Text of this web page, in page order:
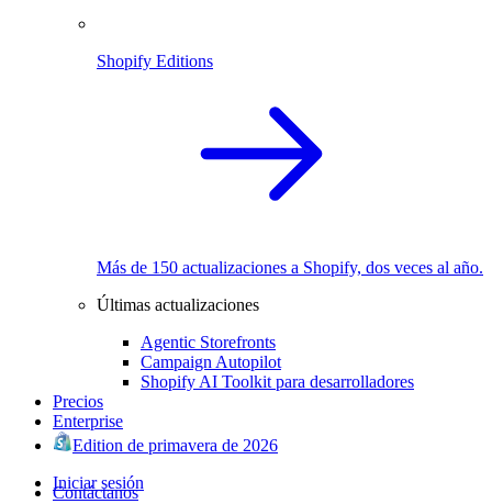
Shopify Editions
Más de 150 actualizaciones a Shopify, dos veces al año.
Últimas actualizaciones
Agentic Storefronts
Campaign Autopilot
Shopify AI Toolkit para desarrolladores
Precios
Enterprise
Edition de primavera de 2026
Iniciar sesión
Contáctanos